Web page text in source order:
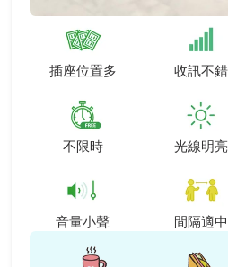
插座位置多 收訊不錯
不限時 光線明亮
音量小聲 間隔適中